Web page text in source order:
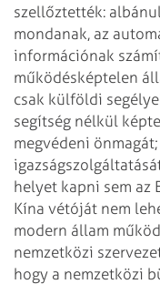
szellőztették:
mondanak, az
információnak
működésképtelen
csak külföldi
segítség nélkül
megvédeni
helyet kapni sem az
Kína vétóját nem
modern állam
nemzetközi
hogy a nemzetközi